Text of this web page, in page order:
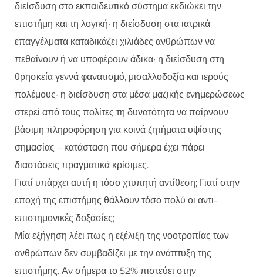
διείσδυση στο εκπαιδευτικό σύστημα εκδιώκει την
επιστήμη και τη λογική· η διείσδυση στα ιατρικά
επαγγέλματα καταδικάζει χιλιάδες ανθρώπων να
πεθαίνουν ή να υποφέρουν άδικα· η διείσδυση στη
θρησκεία γεννά φανατισμό, μισαλλοδοξία και ιερούς
πολέμους· η διείσδυση στα μέσα μαζικής ενημερώσεως
στερεί από τους πολίτες τη δυνατότητα να παίρνουν
βάσιμη πληροφόρηση για κοινά ζητήματα υψίστης
σημασίας – κατάσταση που σήμερα έχει πάρει
διαστάσεις πραγματικά κρίσιμες.
Γιατί υπάρχει αυτή η τόσο χτυπητή αντίθεση; Γιατί στην
εποχή της επιστήμης θάλλουν τόσο πολύ οι αντι-
επιστημονικές δοξασίες;
Μία εξήγηση λέει πως η εξέλιξη της νοοτροπίας των
ανθρώπων δεν συμβαδίζει με την ανάπτυξη της
επιστήμης. Αν σήμερα το 52% πιστεύει στην